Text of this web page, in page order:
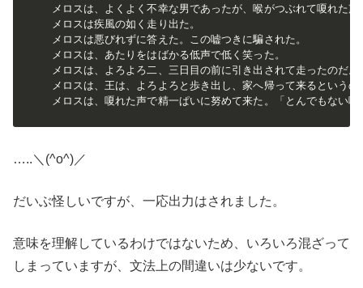
メロスは、よくよく不幸な男であったが、喉がつぶれて嗄れた
メロスは疾風の如く走り出た。
メロスは悪びれずに答えた。この嘘つきに騙された。
メロスは、あたりをはばかる低声で低く笑った。
メロスは、よろよろ二、三日目の前に引き出されて走ったのだ
メロスは、王は、よろよろと歩き出し、家へ帰って来るという
メロスは、嗄れた声で精一ぱいに努めて来た。「とんでもない
…..＼(^o^)／
だいぶ怪しいですが、一応出力はされました。
意味を理解しているわけではないため、いろいろ混ざって
しまっていますが、文法上の間違いは少ないです。